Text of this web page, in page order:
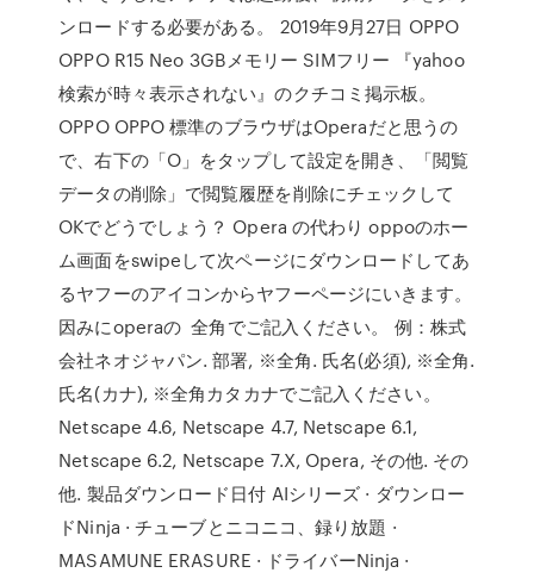
ンロードする必要がある。 2019年9月27日 OPPO
OPPO R15 Neo 3GBメモリー SIMフリー 『yahoo
検索が時々表示されない』のクチコミ掲示板。
OPPO OPPO 標準のブラウザはOperaだと思うの
で、右下の「O」をタップして設定を開き、「閲覧
データの削除」で閲覧履歴を削除にチェックして
OKでどうでしょう？ Opera の代わり oppoのホー
ム画面をswipeして次ページにダウンロードしてあ
るヤフーのアイコンからヤフーページにいきます。
因みにoperaの 全角でご記入ください。 例：株式
会社ネオジャパン. 部署, ※全角. 氏名(必須), ※全角.
氏名(カナ), ※全角カタカナでご記入ください。
Netscape 4.6, Netscape 4.7, Netscape 6.1,
Netscape 6.2, Netscape 7.X, Opera, その他. その
他. 製品ダウンロード日付 AIシリーズ · ダウンロー
ドNinja · チューブとニコニコ、録り放題 ·
MASAMUNE ERASURE · ドライバーNinja ·